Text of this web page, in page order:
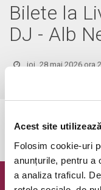
Acest site
Folosim cookie-uri
anunțurile, pentru a
a analiza traficul.
Bilete la
DJ - Alb
joi, 28 mai 2026 ora